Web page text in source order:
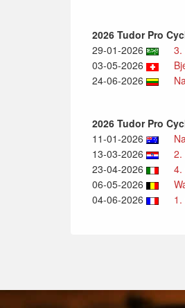
2026 Tudor Pro
29-01-2026
3.
03-05-2026
24-06-2026
2026 Tudor Pro
11-01-2026
13-03-2026
2.
23-04-2026
4.
06-05-2026
04-06-2026
1.